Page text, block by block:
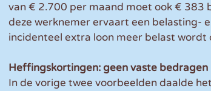
van € 2.700 per maand moet ook € 383
deze werknemer ervaart een belasting-
incidenteel extra loon meer belast wordt
Heffingskortingen: geen vaste bedragen
In de vorige twee voorbeelden daalde